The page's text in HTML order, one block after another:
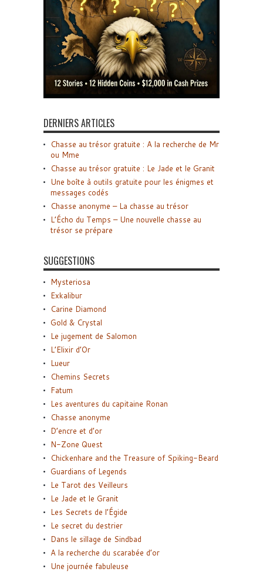
DERNIERS ARTICLES
Chasse au trésor gratuite : A la recherche de Mr
ou Mme
Chasse au trésor gratuite : Le Jade et le Granit
Une boîte à outils gratuite pour les énigmes et
messages codés
Chasse anonyme – La chasse au trésor
L’Écho du Temps – Une nouvelle chasse au
trésor se prépare
SUGGESTIONS
Mysteriosa
Exkalibur
Carine Diamond
Gold & Crystal
Le jugement de Salomon
L’Elixir d’Or
Lueur
Chemins Secrets
Fatum
Les aventures du capitaine Ronan
Chasse anonyme
D’encre et d’or
N-Zone Quest
Chickenhare and the Treasure of Spiking-Beard
Guardians of Legends
Le Tarot des Veilleurs
Le Jade et le Granit
Les Secrets de l’Égide
Le secret du destrier
Dans le sillage de Sindbad
A la recherche du scarabée d’or
Une journée fabuleuse